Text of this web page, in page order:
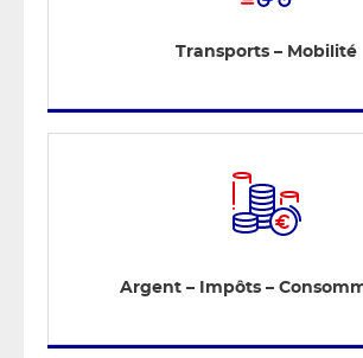
Transports – Mobilité
Argent – Impôts –